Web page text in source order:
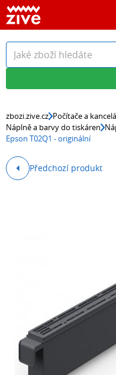
zbozi.zive.cz Počítače a
Náplně a barvy do tiskáren
Epson T02Q1 - originální
Předchozí produkt